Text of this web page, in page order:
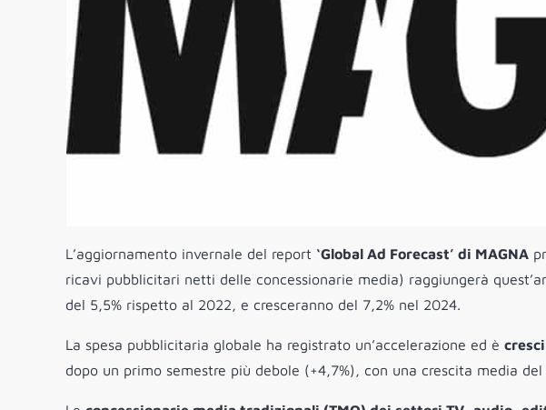
L’aggiornamento invernale del report ‘Global Ad Forecast’ di MAGNA
ricavi pubblicitari netti delle concessionarie media) raggiungerà
del 5,5% rispetto al 2022, e cresceranno del 7,2% nel 2024.
La spesa pubblicitaria globale ha registrato un’accelerazione ed è
dopo un primo semestre più debole (+4,7%), con una crescita media del